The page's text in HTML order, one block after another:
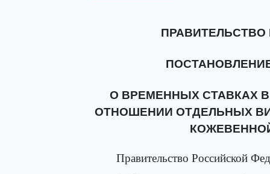
ПОСТАНОВЛЕНИЕ
О ВРЕМЕННЫХ СТАВКАХ
ОТНОШЕНИИ ОТДЕЛЬНЫХ
Правительство Российской